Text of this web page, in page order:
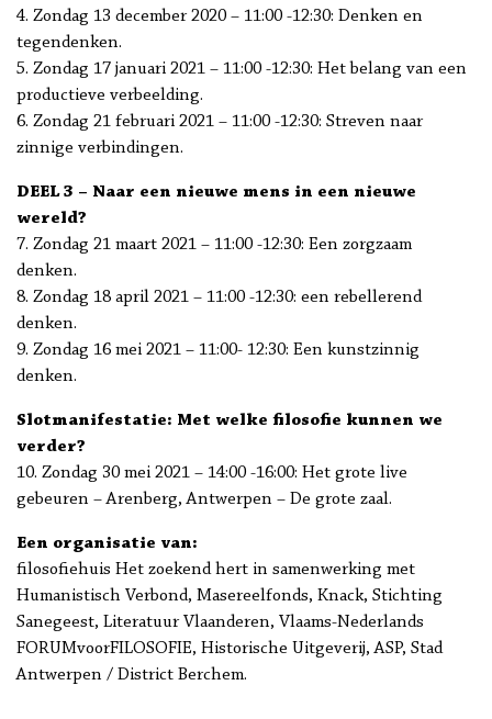
4. Zondag 13 december 2020 – 11:00 -12:30: Denken en
tegendenken.
5. Zondag 17 januari 2021 – 11:00 -12:30: Het belang van een
productieve verbeelding.
6. Zondag 21 februari 2021 – 11:00 -12:30: Streven naar
zinnige verbindingen.
DEEL 3 – Naar een nieuwe mens in een nieuwe
wereld?
7. Zondag 21 maart 2021 – 11:00 -12:30: Een zorgzaam
denken.
8. Zondag 18 april 2021 – 11:00 -12:30: een rebellerend
denken.
9. Zondag 16 mei 2021 – 11:00- 12:30: Een kunstzinnig
denken.
Slotmanifestatie: Met welke filosofie kunnen we
verder?
10. Zondag 30 mei 2021 – 14:00 -16:00: Het grote live
gebeuren – Arenberg, Antwerpen – De grote zaal.
Een organisatie van:
filosofiehuis Het zoekend hert in samenwerking met
Humanistisch Verbond, Masereelfonds, Knack, Stichting
Sanegeest, Literatuur Vlaanderen, Vlaams-Nederlands
FORUMvoorFILOSOFIE, Historische Uitgeverij, ASP, Stad
Antwerpen / District Berchem.